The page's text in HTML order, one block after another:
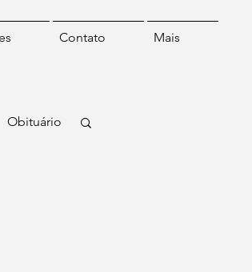
Contato Mais
Obituário